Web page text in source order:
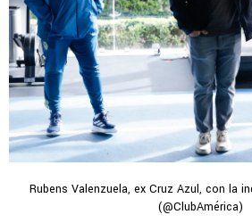
Rubens Valenzuela, ex Cruz Azul, con la
(@ClubAmérica)